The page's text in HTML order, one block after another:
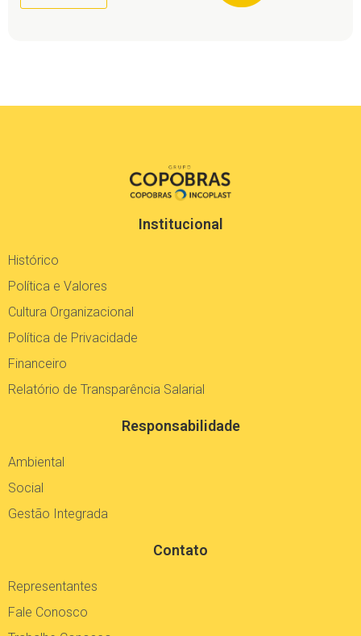
Institucional
Histórico
Política e Valores
Cultura Organizacional
Política de Privacidade
Financeiro
Relatório de Transparência Salarial
Responsabilidade
Ambiental
Social
Gestão Integrada
Contato
Representantes
Fale Conosco